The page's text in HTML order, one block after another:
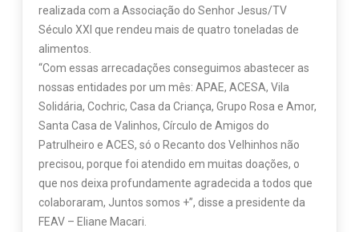
realizada com a Associação do Senhor Jesus/TV
Século XXI que rendeu mais de quatro toneladas de
alimentos.
“Com essas arrecadações conseguimos abastecer as
nossas entidades por um mês: APAE, ACESA, Vila
Solidária, Cochric, Casa da Criança, Grupo Rosa e Amor,
Santa Casa de Valinhos, Círculo de Amigos do
Patrulheiro e ACES, só o Recanto dos Velhinhos não
precisou, porque foi atendido em muitas doações, o
que nos deixa profundamente agradecida a todos que
colaboraram, Juntos somos +”, disse a presidente da
FEAV – Eliane Macari.